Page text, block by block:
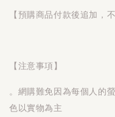
【預購商品付款後追加，
【注意事項】
。網購難免因為每個人的
色以實物為主